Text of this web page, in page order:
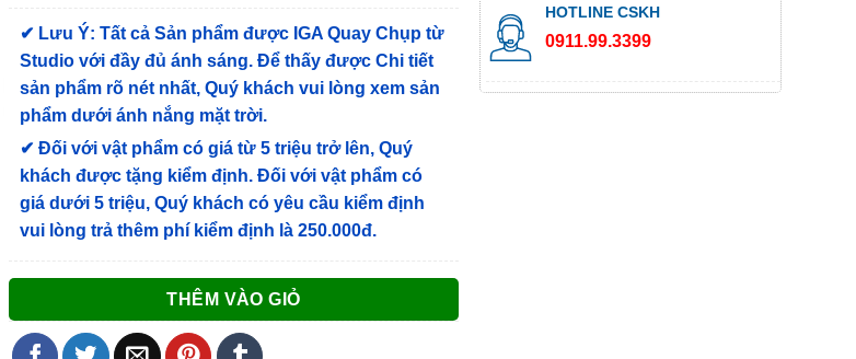
✔ Lưu Ý: Tất cả Sản phẩm được IGA Quay Chụp từ
Studio với đầy đủ ánh sáng. Để thấy được Chi tiết
sản phẩm rõ nét nhất, Quý khách vui lòng xem sản
phẩm dưới ánh nắng mặt trời.
✔Đối với vật phẩm có giá từ 5 triệu trở lên, Quý
khách được tặng kiểm định. Đối với vật phẩm có
giá dưới 5 triệu, Quý khách có yêu cầu kiểm định
vui lòng trả thêm phí kiểm định là 250.000đ.
THÊM VÀO GIỎ
HOTLINE CSKH
0911.99.3399